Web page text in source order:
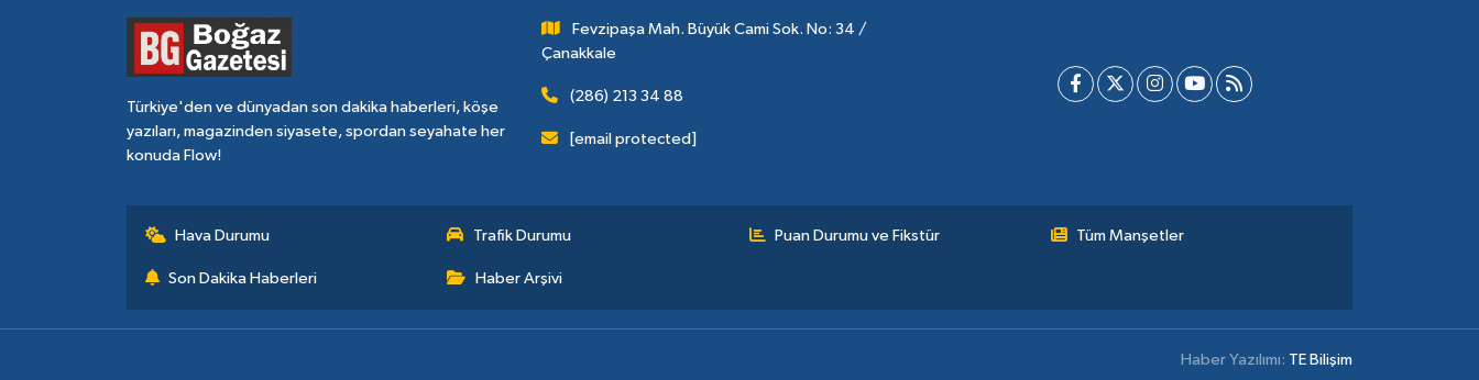
Türkiye'den ve dünyadan son dakika haberleri, köşe
yazıları, magazinden siyasete, spordan seyahate her
konuda Flow!
Fevzipaşa Mah. Büyük Cami Sok. No: 34 /
Çanakkale
(286) 213 34 88
[email protected]
Hava Durumu Trafik Durumu Puan Durumu ve Fikstür Tüm Manşetler
Son Dakika Haberleri Haber Arşivi
Haber Yazılımı: TE Bilişim